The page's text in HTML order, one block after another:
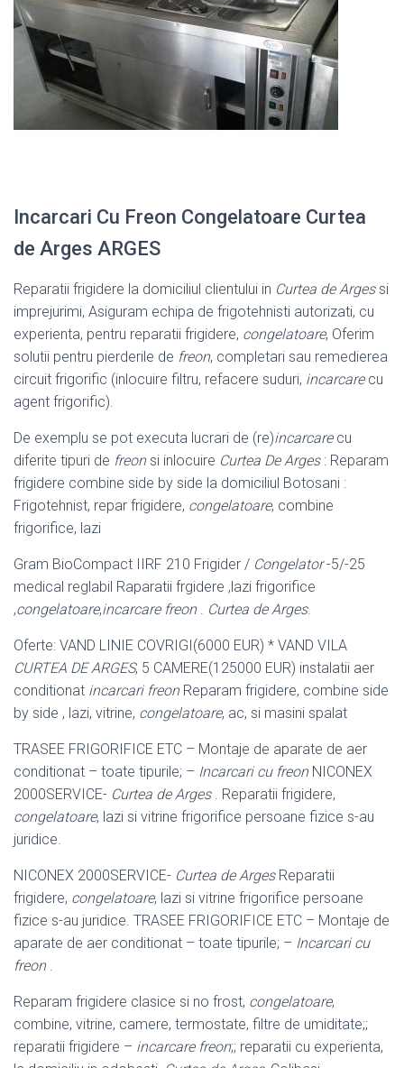
Incarcari Cu Freon Congelatoare Curtea
de Arges ARGES
Reparatii frigidere la domiciliul clientului in Curtea de Argessi
imprejurimi, Asiguram echipa de frigotehnisti autorizati, cu
experienta, pentru reparatii frigidere, congelatoare, Oferim
solutii pentru pierderile de freon, completari sau remedierea
circuit frigorific (inlocuire filtru, refacere suduri, incarcarecu
agent frigorific).
De exemplu se pot executa lucrari de (re)incarcarecu
diferite tipuri de freonsi inlocuire Curtea De Arges: Reparam
frigidere combine side by side la domiciliul Botosani :
Frigotehnist, repar frigidere, congelatoare, combine
frigorifice, lazi
Gram BioCompact IIRF 210 Frigider / Congelator-5/-25
medical reglabil Raparatii frgidere ,lazi frigorifice
,congelatoare,incarcare freon. Curtea de Arges.
Oferte: VAND LINIE COVRIGI(6000 EUR) * VAND VILA
CURTEA DE ARGES, 5 CAMERE(125000 EUR) instalatii aer
conditionat incarcari freonReparam frigidere, combine side
by side , lazi, vitrine, congelatoare, ac, si masini spalat
TRASEE FRIGORIFICE ETC – Montaje de aparate de aer
conditionat – toate tipurile; – Incarcari cu freonNICONEX
2000SERVICE- Curtea de Arges. Reparatii frigidere,
congelatoare, lazi si vitrine frigorifice persoane fizice s-au
juridice.
NICONEX 2000SERVICE- Curtea de ArgesReparatii
frigidere, congelatoare, lazi si vitrine frigorifice persoane
fizice s-au juridice. TRASEE FRIGORIFICE ETC – Montaje de
aparate de aer conditionat – toate tipurile; – Incarcari cu
freon.
Reparam frigidere clasice si no frost, congelatoare,
combine, vitrine, camere, termostate, filtre de umiditate;;
reparatii frigidere – incarcare freon;; reparatii cu experienta,